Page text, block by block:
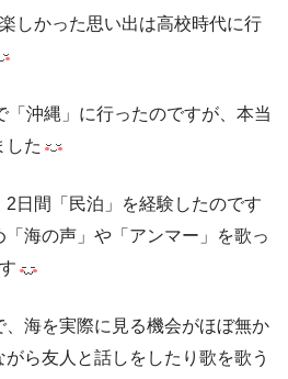
しかった思い出は高校時代に行
「沖縄」に行ったのですが、本当
した
日間「民泊」を経験したのです
海の声」や「アンマー」を歌っ
海を実際に見る機会がほぼ無か
ら友人と話しをしたり歌を歌う